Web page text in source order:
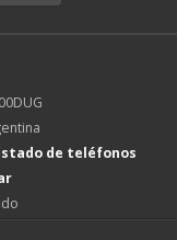
de teléfonos